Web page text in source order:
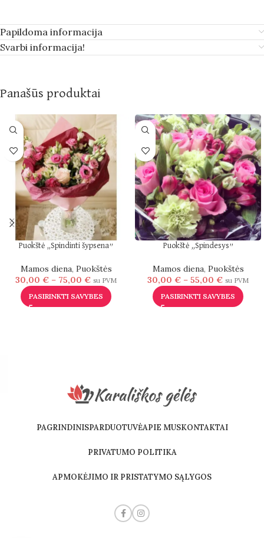
Papildoma informacija
Svarbi informacija!
Panašūs produktai
Puokštė „Spindinti šypsena”
Mamos diena, Puokštės
30,00 € – 75,00 € su PVM
PASIRINKTI SAVYBES
Puokštė „Spindesys”
Mamos diena, Puokštės
30,00 € – 55,00 € su PVM
PASIRINKTI SAVYBES
PAGRINDINISPARDUOTUVĖAPIE MUSKONTAKTAI
PRIVATUMO POLITIKA
APMOKĖJIMO IR PRISTATYMO SĄLYGOS